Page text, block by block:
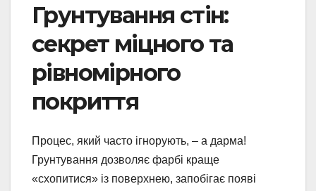
Грунтування стін:
секрет міцного та
рівномірного
покриття
Процес, який часто ігнорують, – а дарма!
Грунтування дозволяє фарбі краще
«схопитися» із поверхнею, запобігає появі